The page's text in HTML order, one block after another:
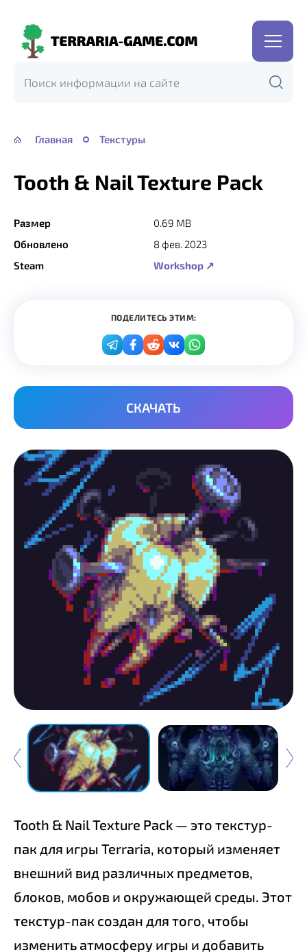
Terraria-
Главная Текстуры
Tooth & Nail Texture Pack
Размер
0.69 MB
Обновлено
8 фев. 2023
Steam
Workshop ↗
ПОДЕЛИТЕСЬ ЭТИМ:
СКАЧАТЬ
Tooth & Nail Texture Pack — это текстур-
пак для игры Terraria, который изменяет
внешний вид различных предметов,
блоков, мобов и окружающей среды. Этот
текстур-пак создан для того, чтобы
изменить атмосферу игры и добавить